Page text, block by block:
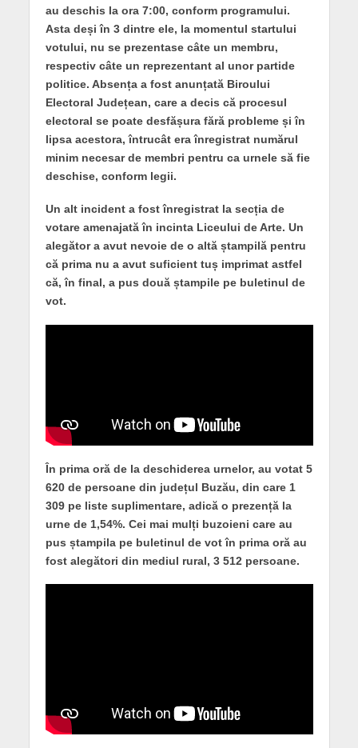
au deschis la ora 7:00, conform programului.
Asta deși în 3 dintre ele, la momentul startului
votului, nu se prezentase câte un membru,
respectiv câte un reprezentant al unor partide
politice. Absența a fost anunțată Biroului
Electoral Județean, care a decis că procesul
electoral se poate desfășura fără probleme și în
lipsa acestora, întrucât era înregistrat numărul
minim necesar de membri pentru ca urnele să fie
deschise, conform legii.
Un alt incident a fost înregistrat la secția de
votare amenajată în incinta Liceului de Arte. Un
alegător a avut nevoie de o altă ștampilă pentru
că prima nu a avut suficient tuș imprimat astfel
că, în final, a pus două ștampile pe buletinul de
vot.
În prima oră de la deschiderea urnelor, au votat 5
620 de persoane din județul Buzău, din care 1
309 pe liste suplimentare, adică o prezență la
urne de 1,54%. Cei mai mulți buzoieni care au
pus ștampila pe buletinul de vot în prima oră au
fost alegători din mediul rural, 3 512 persoane.